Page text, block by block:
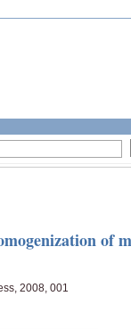
of
2008, 001